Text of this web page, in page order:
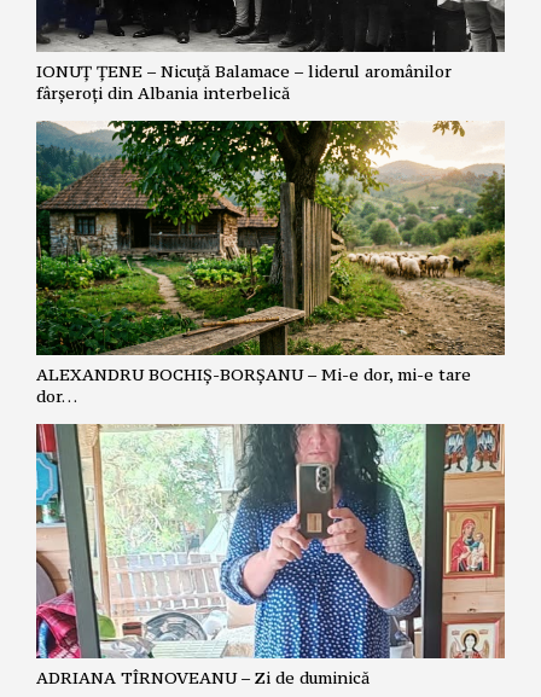
IONUȚ ȚENE – Nicuță Balamace – liderul aromânilor
fârșeroți din Albania interbelică
ALEXANDRU BOCHIȘ-BORȘANU – Mi-e dor, mi-e tare
dor…
ADRIANA TÎRNOVEANU – Zi de duminică